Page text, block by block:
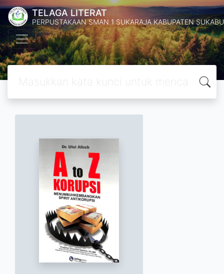
TELAGA LITERAT
PERPUSTAKAAN SMAN 1 SUKARAJA KABUPATEN